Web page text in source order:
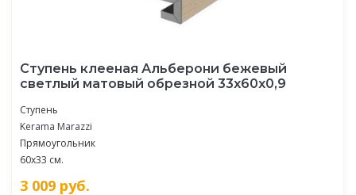
Ступень клееная Альберони бежевый
светлый матовый обрезной 33x60x0,9
Ступень
Kerama Marazzi
Прямоугольник
60x33 см.
3 009 руб.